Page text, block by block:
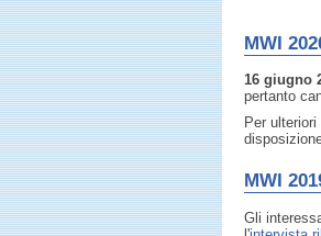
MWI
16 giugno
pertanto
Per
MWI
Gli